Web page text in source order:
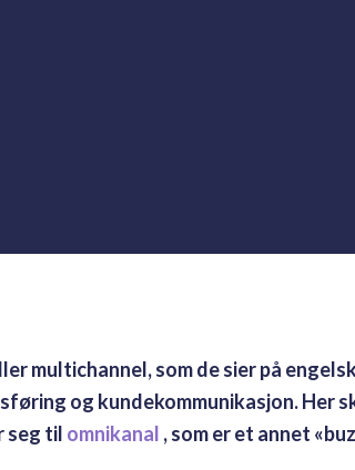
multichannel, som de sier på
og kundekommunikasjon. Her
seg til omnikanal , som er et annet